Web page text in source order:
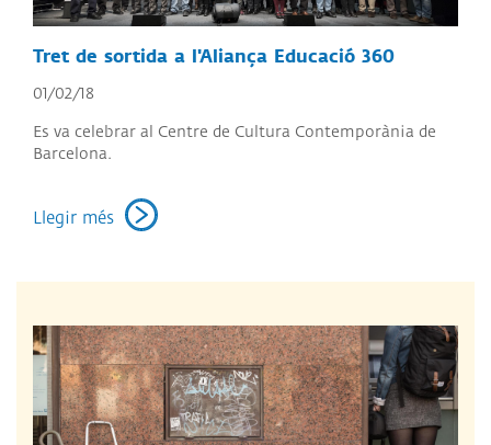
Tret de sortida a l'Aliança Educació 360
01/02/18
Es va celebrar al Centre de Cultura Contemporània de
Barcelona.
Llegir més